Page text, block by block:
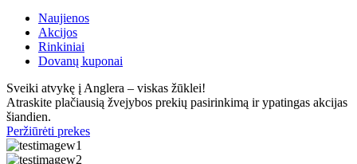
Naujienos
Akcijos
Rinkiniai
Dovanų kuponai
Sveiki atvykę į Anglera – viskas žūklei!
Atraskite plačiausią žvejybos prekių pasirinkimą ir ypatingas akcijas
šiandien.
Peržiūrėti prekes